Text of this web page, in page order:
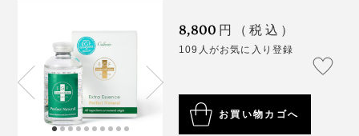
8,800 円（税込）
109人がお気に入り登録
お買い物カゴへ